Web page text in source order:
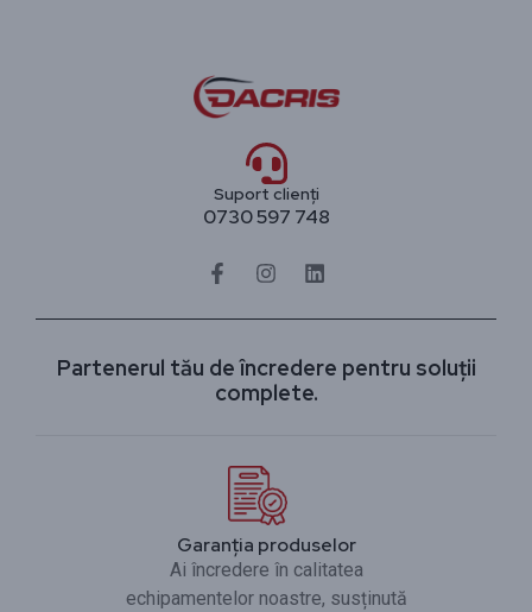
Suport clienți
0730 597 748
Partenerul tău de încredere pentru soluții
complete.
Garanția produselor
Ai încredere în calitatea
echipamentelor noastre, susținută